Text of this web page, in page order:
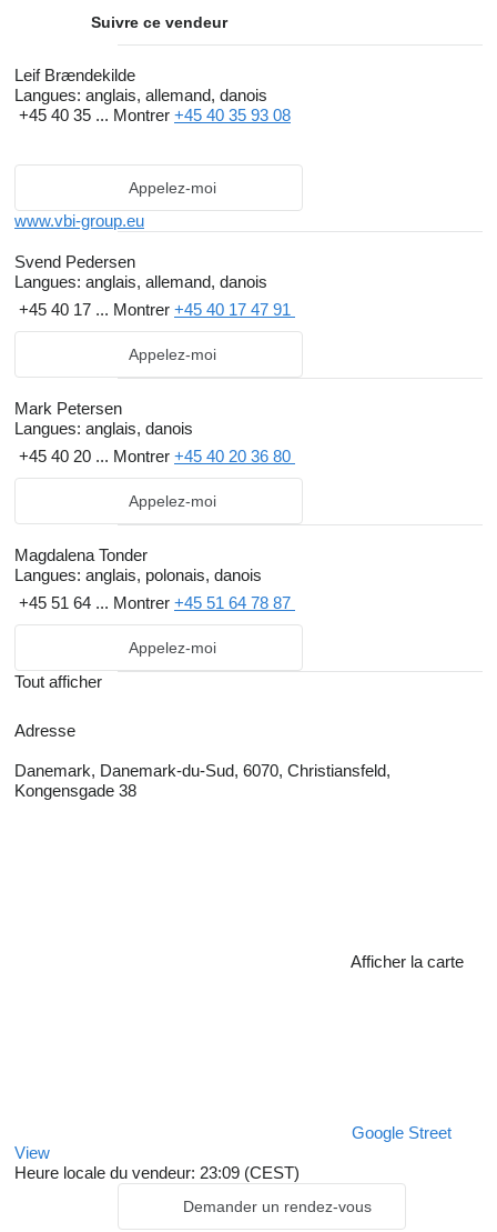
Suivre ce vendeur
Leif Brændekilde
Langues: anglais, allemand, danois
+45 40 35 ... Montrer +45 40 35 93 08
Appelez-moi
www.vbi-group.eu
Svend Pedersen
Langues: anglais, allemand, danois
+45 40 17 ... Montrer +45 40 17 47 91
Appelez-moi
Mark Petersen
Langues: anglais, danois
+45 40 20 ... Montrer +45 40 20 36 80
Appelez-moi
Magdalena Tonder
Langues: anglais, polonais, danois
+45 51 64 ... Montrer +45 51 64 78 87
Appelez-moi
Tout afficher
Adresse
Danemark, Danemark-du-Sud, 6070, Christiansfeld,
Kongensgade 38
Afficher la carte
Google Street
View
Heure locale du vendeur: 23:09 (CEST)
Demander un rendez-vous